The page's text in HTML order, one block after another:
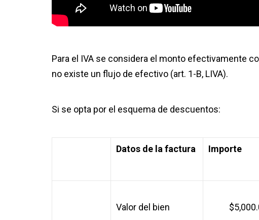
Para el IVA se considera el monto efectivamente
no existe un flujo de efectivo (art. 1-B, LIVA).
Si se opta por el esquema de descuentos:
Datos de la factura Importe
Valor del bien